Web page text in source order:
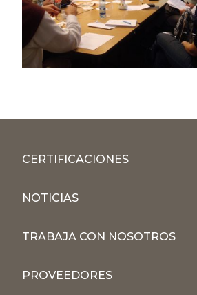
CERTIFICACIONES
NOTICIAS
TRABAJA CON NOSOTROS
PROVEEDORES